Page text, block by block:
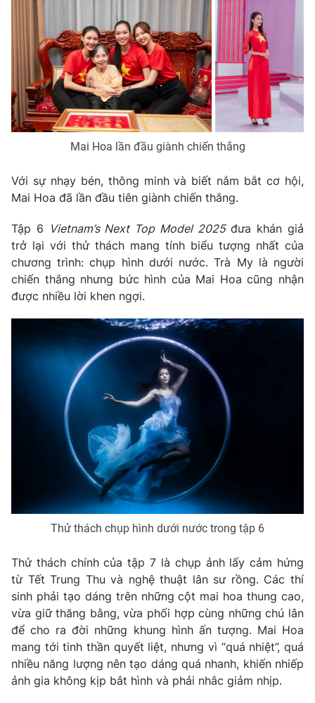
Mai Hoa lần đầu giành chiến thắng
Với sự nhạy bén, thông minh và biết nắm bắt cơ hội,
Mai Hoa đã lần đầu tiên giành chiến thắng.
Tập 6 Vietnam’s Next Top Model 2025đưa khán giả
trở lại với thử thách mang tính biểu tượng nhất của
chương trình: chụp hình dưới nước. Trà My là người
chiến thắng nhưng bức hình của Mai Hoa cũng nhận
được nhiều lời khen ngợi.
Thử thách chụp hình dưới nước trong tập 6
Thử thách chính của tập 7 là chụp ảnh lấy cảm hứng
từ Tết Trung Thu và nghệ thuật lân sư rồng. Các thí
sinh phải tạo dáng trên những cột mai hoa thung cao,
vừa giữ thăng bằng, vừa phối hợp cùng những chú lân
để cho ra đời những khung hình ấn tượng. Mai Hoa
mang tới tinh thần quyết liệt, nhưng vì “quá nhiệt”, quá
nhiều năng lượng nên tạo dáng quá nhanh, khiến nhiếp
ảnh gia không kịp bắt hình và phải nhắc giảm nhịp.